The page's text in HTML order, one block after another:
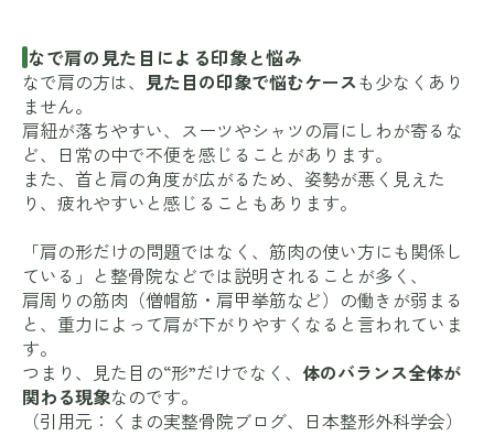
なで肩の見た目による印象と悩み
なで肩の方は、 見た目の印象で悩むケースも少なくあり
ません。
肩紐が落ちやすい、スーツやシャツの肩にしわが寄るな
ど、日常の中で不便を感じることがあります。
また、首と肩の角度が広がるため、姿勢が悪く見えた
り、疲れやすいと感じることもあります。
「肩の形だけの問題ではなく、筋肉の使い方にも関係し
ている」と整骨院などでは説明されることが多く、
肩周りの筋肉（僧帽筋・肩甲挙筋など）の働きが弱まる
と、重力によって肩が下がりやすくなると言われていま
す。
つまり、見た目の“形”だけでなく、 体のバランス全体が
関わる現象なのです。
（引用元： くまの実整骨院ブログ、 日本整形外科学会）